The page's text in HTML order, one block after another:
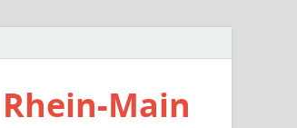
Main